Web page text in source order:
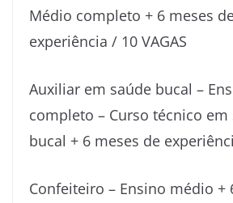
Médio completo + 6 meses
experiência / 10 VAGAS
Auxiliar em saúde bucal –
completo – Curso técnico em
bucal + 6 meses de
Confeiteiro – Ensino médio +